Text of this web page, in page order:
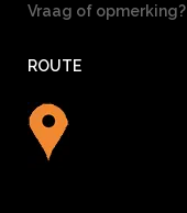
Vraag of opmerking?
ROUTE